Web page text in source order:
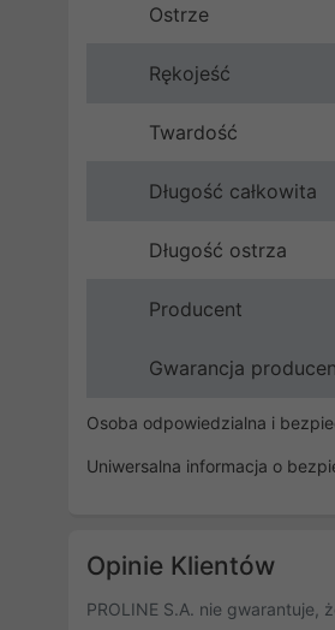
Ostrze
Rękojeść
Twardość
Długość całkowita
Długość ostrza
Producent
Gwarancja
Osoba odpowiedzialna i
Uniwersalna informacja o
Opinie Klientów
PROLINE S.A. nie gwarantuje,